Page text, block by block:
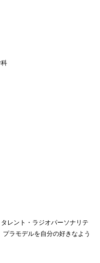
レント・ラジオパーソナリテ
ラモデルを自分の好きなよう